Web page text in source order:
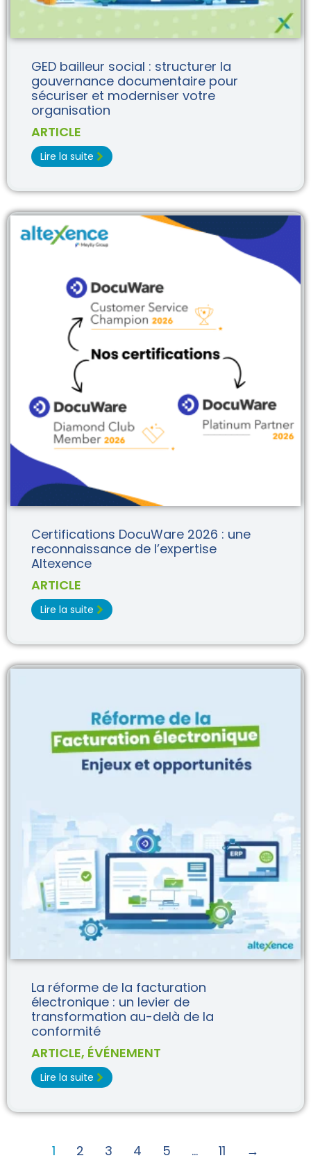
GED bailleur social : structurer la
gouvernance documentaire pour
sécuriser et moderniser votre
organisation
ARTICLE
Lire la suite
Certifications DocuWare 2026 : une
reconnaissance de l’expertise
Altexence
ARTICLE
Lire la suite
La réforme de la facturation
électronique : un levier de
transformation au-delà de la
conformité
ARTICLE, ÉVÉNEMENT
Lire la suite
1 2 3 4 5 … 11 →